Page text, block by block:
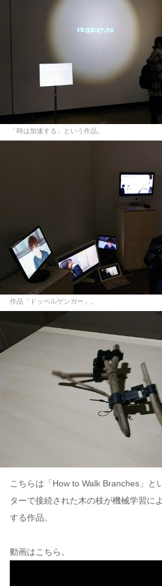
「時は加速する」という作品。
作品「ドッペルゲンガー」。
こちらは「How to Walk Branches」と
ターで接続された木の枝が機械学習に
する作品。
動画はこちら。